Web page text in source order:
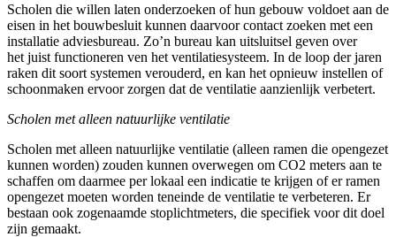
Scholen die willen laten onderzoeken of hun gebouw voldoet aan de
eisen in het bouwbesluit kunnen daarvoor contact zoeken met een
installatie adviesbureau. Zo’n bureau kan uitsluitsel geven over
het juist functioneren ven het ventilatiesysteem. In de loop der jaren
raken dit soort systemen verouderd, en kan het opnieuw instellen of
schoonmaken ervoor zorgen dat de ventilatie aanzienlijk verbetert.
Scholen met alleen natuurlijke ventilatie
Scholen met alleen natuurlijke ventilatie (alleen ramen die opengezet
kunnen worden) zouden kunnen overwegen om CO2 meters aan te
schaffen om daarmee per lokaal een indicatie te krijgen of er ramen
opengezet moeten worden teneinde de ventilatie te verbeteren. Er
bestaan ook zogenaamde stoplichtmeters, die specifiek voor dit doel
zijn gemaakt.